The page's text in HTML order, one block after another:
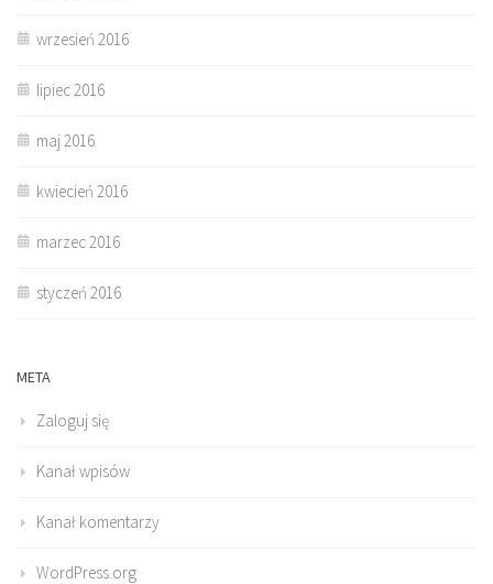
wrzesień 2016
lipiec 2016
maj 2016
kwiecień 2016
marzec 2016
styczeń 2016
META
Zaloguj się
Kanał wpisów
Kanał komentarzy
WordPress.org